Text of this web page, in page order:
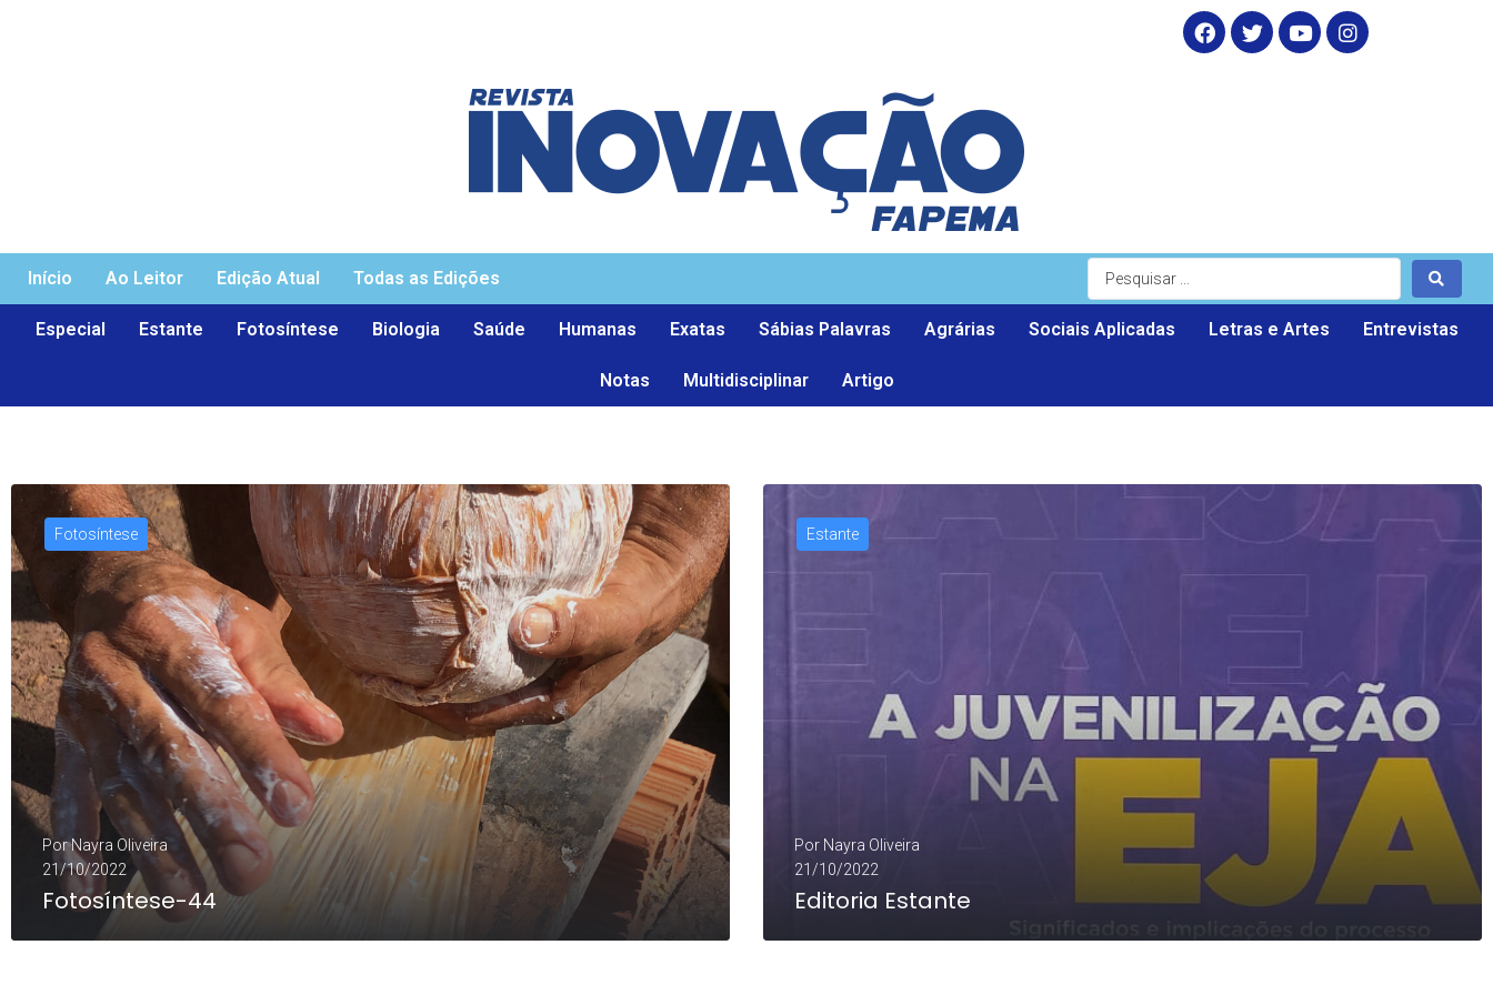
Início Ao Leitor Edição Atual Todas as Edições
Especial Estante Fotosíntese Biologia Saúde Humanas Exatas Sábias Palavras Agrárias Sociais Aplicadas Letras e Artes Entrevistas
Notas Multidisciplinar Artigo
Fotosíntese
PorNayra Oliveira
21/10/2022
Fotosíntese-44
Estante
Por Nayra Oliveira
21/10/2022
Editoria Estante